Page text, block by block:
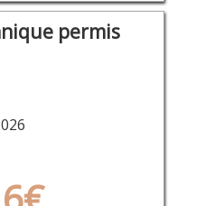
permis